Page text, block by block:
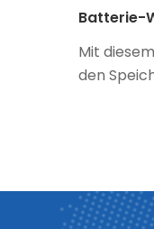
Batterie-
Mit
den